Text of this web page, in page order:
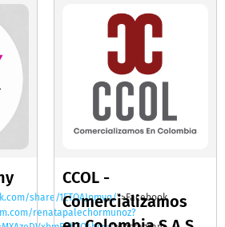
share/1ETQAJnmvq/">Facebook
renatapalechormunoz?
CCOL -
Comercializamos